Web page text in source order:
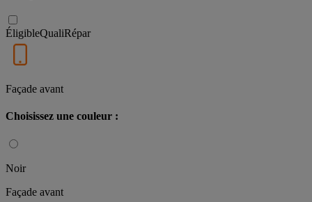
ÉligibleQualiRépar
Façade avant
Choisissez une couleur :
Noir
Façade avant